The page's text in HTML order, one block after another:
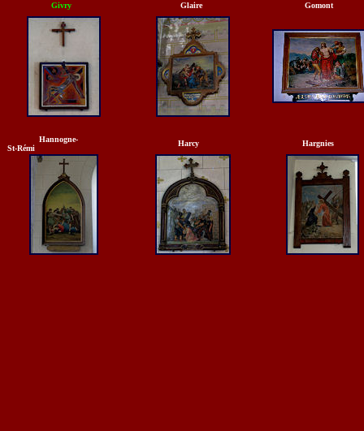
Givry Glaire Gomont
Hannogne-
St-Rémi
Harcy Hargnies